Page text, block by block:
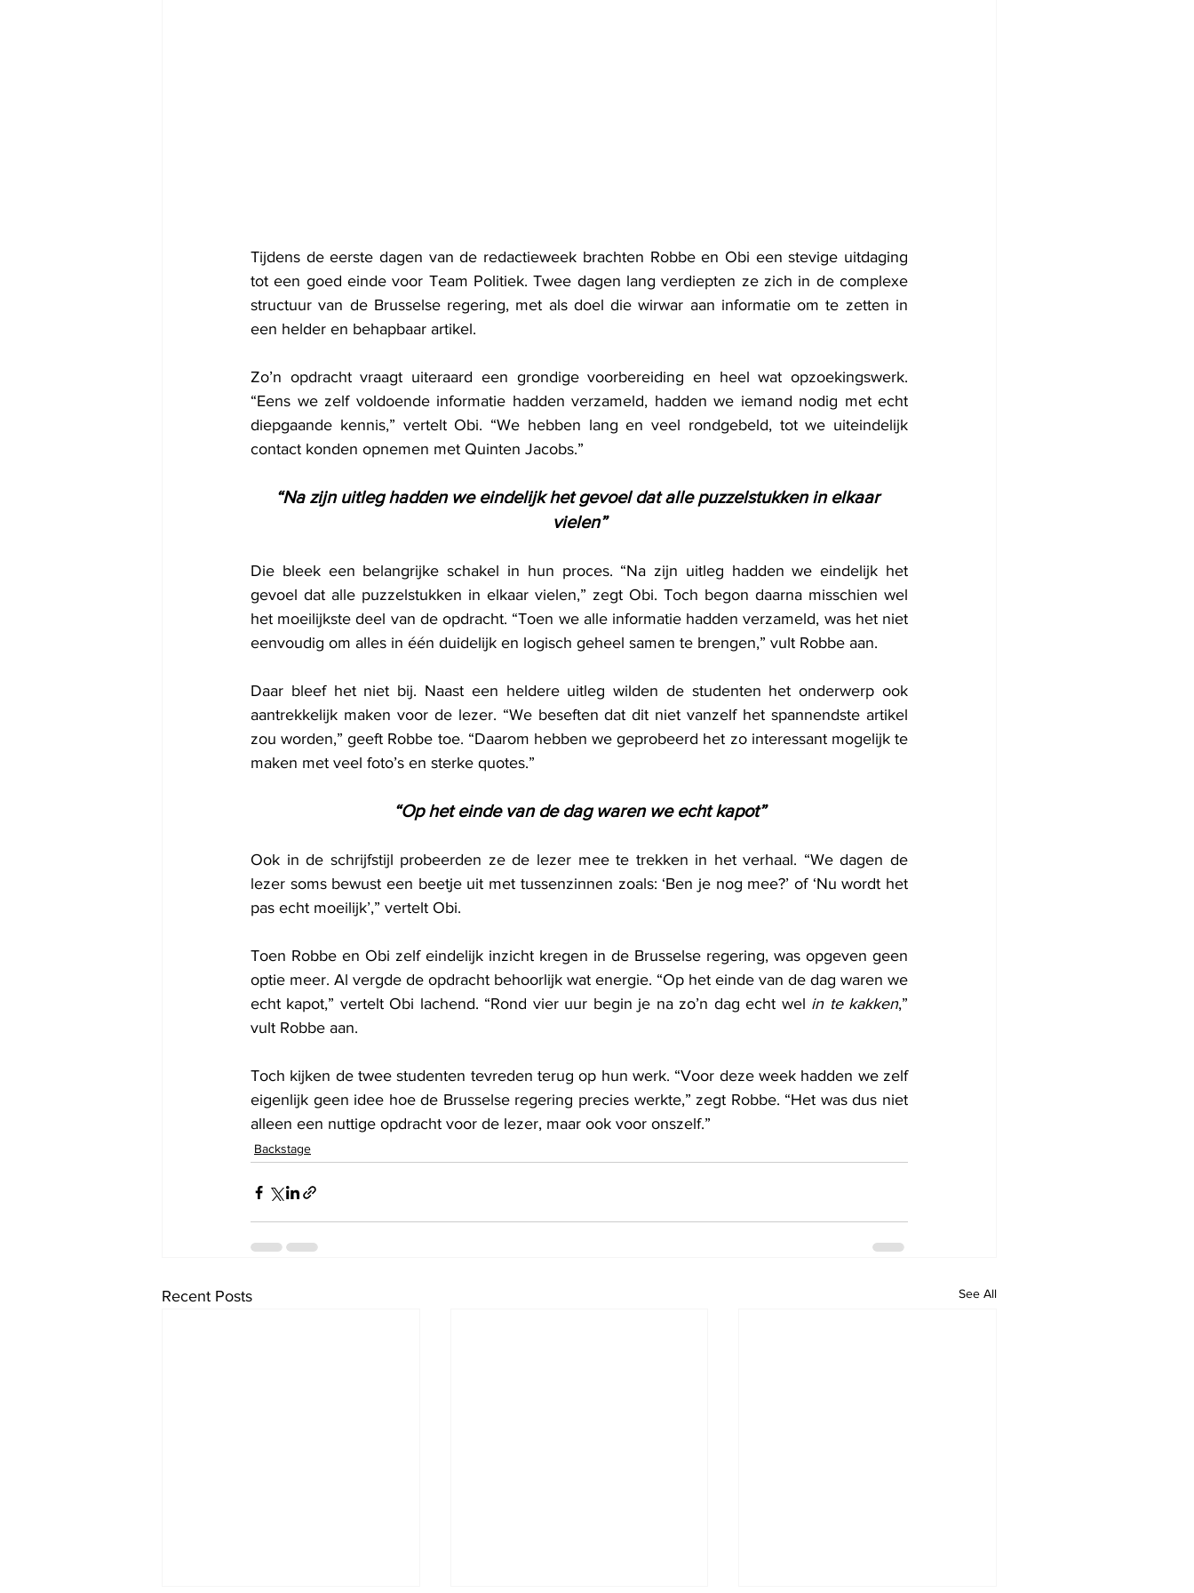
Tijdens de eerste dagen van de redactieweek brachten Robbe en Obi een stevige uitdaging
tot een goed einde voor Team Politiek. Twee dagen lang verdiepten ze zich in de complexe
structuur van de Brusselse regering, met als doel die wirwar aan informatie om te zetten in
een helder en behapbaar artikel.
Zo’n opdracht vraagt uiteraard een grondige voorbereiding en heel wat opzoekingswerk.
“Eens we zelf voldoende informatie hadden verzameld, hadden we iemand nodig met echt
diepgaande kennis,” vertelt Obi. “We hebben lang en veel rondgebeld, tot we uiteindelijk
contact konden opnemen met Quinten Jacobs.”
“Na zijn uitleg hadden we eindelijk het gevoel dat alle puzzelstukken in elkaar
vielen”
Die bleek een belangrijke schakel in hun proces. “Na zijn uitleg hadden we eindelijk het
gevoel dat alle puzzelstukken in elkaar vielen,” zegt Obi. Toch begon daarna misschien wel
het moeilijkste deel van de opdracht. “Toen we alle informatie hadden verzameld, was het niet
eenvoudig om alles in één duidelijk en logisch geheel samen te brengen,” vult Robbe aan.
Daar bleef het niet bij. Naast een heldere uitleg wilden de studenten het onderwerp ook
aantrekkelijk maken voor de lezer. “We beseften dat dit niet vanzelf het spannendste artikel
zou worden,” geeft Robbe toe. “Daarom hebben we geprobeerd het zo interessant mogelijk te
maken met veel foto’s en sterke quotes.”
“Op het einde van de dag waren we echt kapot”
Ook in de schrijfstijl probeerden ze de lezer mee te trekken in het verhaal. “We dagen de
lezer soms bewust een beetje uit met tussenzinnen zoals: ‘Ben je nog mee?’ of ‘Nu wordt het
pas echt moeilijk’,” vertelt Obi.
Toen Robbe en Obi zelf eindelijk inzicht kregen in de Brusselse regering, was opgeven geen
optie meer. Al vergde de opdracht behoorlijk wat energie. “Op het einde van de dag waren we
echt kapot,” vertelt Obi lachend. “Rond vier uur begin je na zo’n dag echt wel in te kakken,”
vult Robbe aan.
Toch kijken de twee studenten tevreden terug op hun werk. “Voor deze week hadden we zelf
eigenlijk geen idee hoe de Brusselse regering precies werkte,” zegt Robbe. “Het was dus niet
alleen een nuttige opdracht voor de lezer, maar ook voor onszelf.”
Backstage
Recent Posts See All